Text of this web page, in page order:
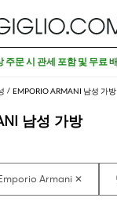
EMPORIO ARMANI 남성 가방
남성 가방